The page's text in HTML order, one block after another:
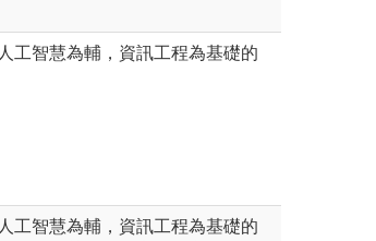
工智慧為輔，資訊工程為基礎的
工智慧為輔，資訊工程為基礎的